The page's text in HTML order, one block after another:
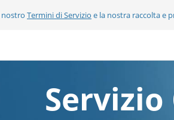
nostro Termini di Servizio e la nostra raccolta e